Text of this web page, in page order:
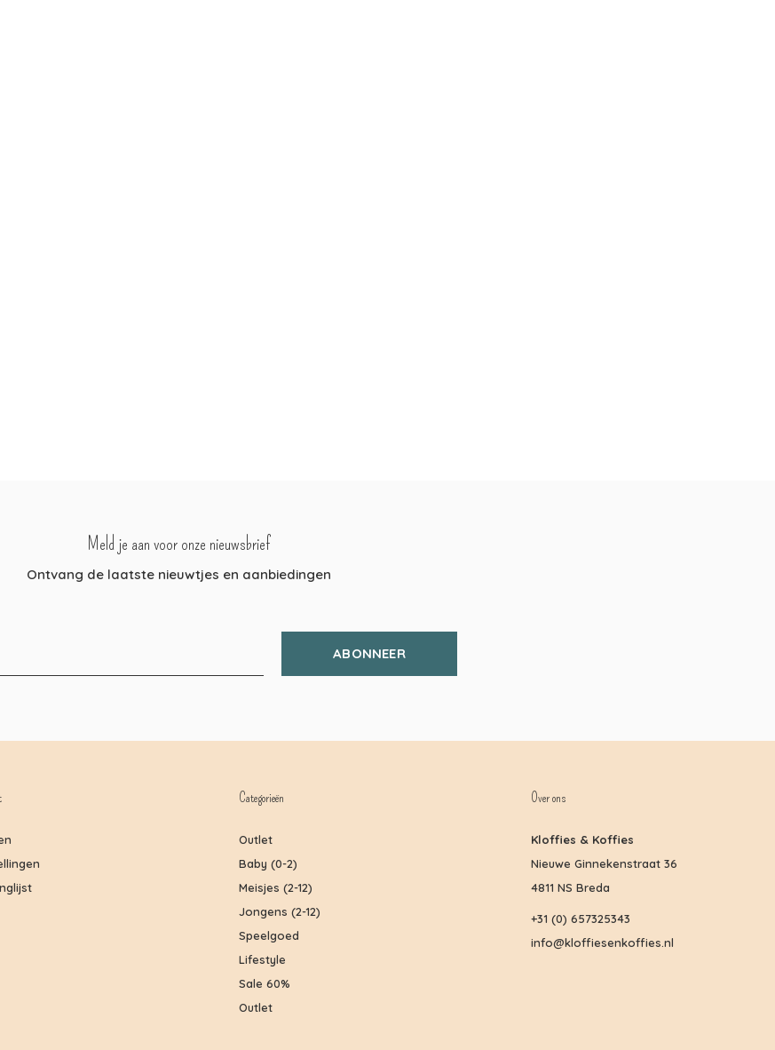
Meld je aan voor onze nieuwsbrief
Ontvang de laatste nieuwtjes en aanbiedingen
ABONNEER
Categorieën
Outlet
Baby (0-2)
Meisjes (2-12)
Jongens (2-12)
Speelgoed
Lifestyle
Sale 60%
Outlet
Over ons
Kloffies & Koffies
Nieuwe Ginnekenstraat 36
4811 NS Breda
+31 (0) 657325343
info@kloffiesenkoffies.nl